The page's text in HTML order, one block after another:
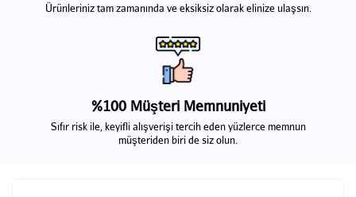
Ürünleriniz tam zamanında ve eksiksiz olarak elinize ulaşsın.
%100 Müşteri Memnuniyeti
Sıfır risk ile, keyifli alışverişi tercih eden yüzlerce memnun
müşteriden biri de siz olun.